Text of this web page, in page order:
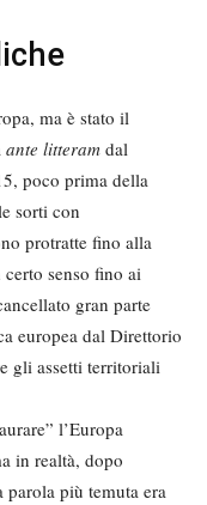
ma è stato il
ante litteram dal
poco prima della
sorti con
protratte fino alla
senso fino ai
gran parte
europea dal Direttorio
gli assetti territoriali
l’Europa
in realtà, dopo
parola più temuta era